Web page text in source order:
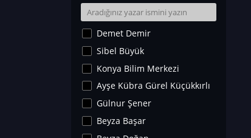
Yer Bilimleri
Astronomi ve Uzay
Noroloji
Matematik
Teknoloji
İklim Değişikliği
Arkeoloji
Kültür&Sanat
Demet Demir
Sibel Büyük
Konya Bilim Merkezi
Ayşe Kübra Gürel Küçükkırlı
Gülnur Şener
Beyza Başar